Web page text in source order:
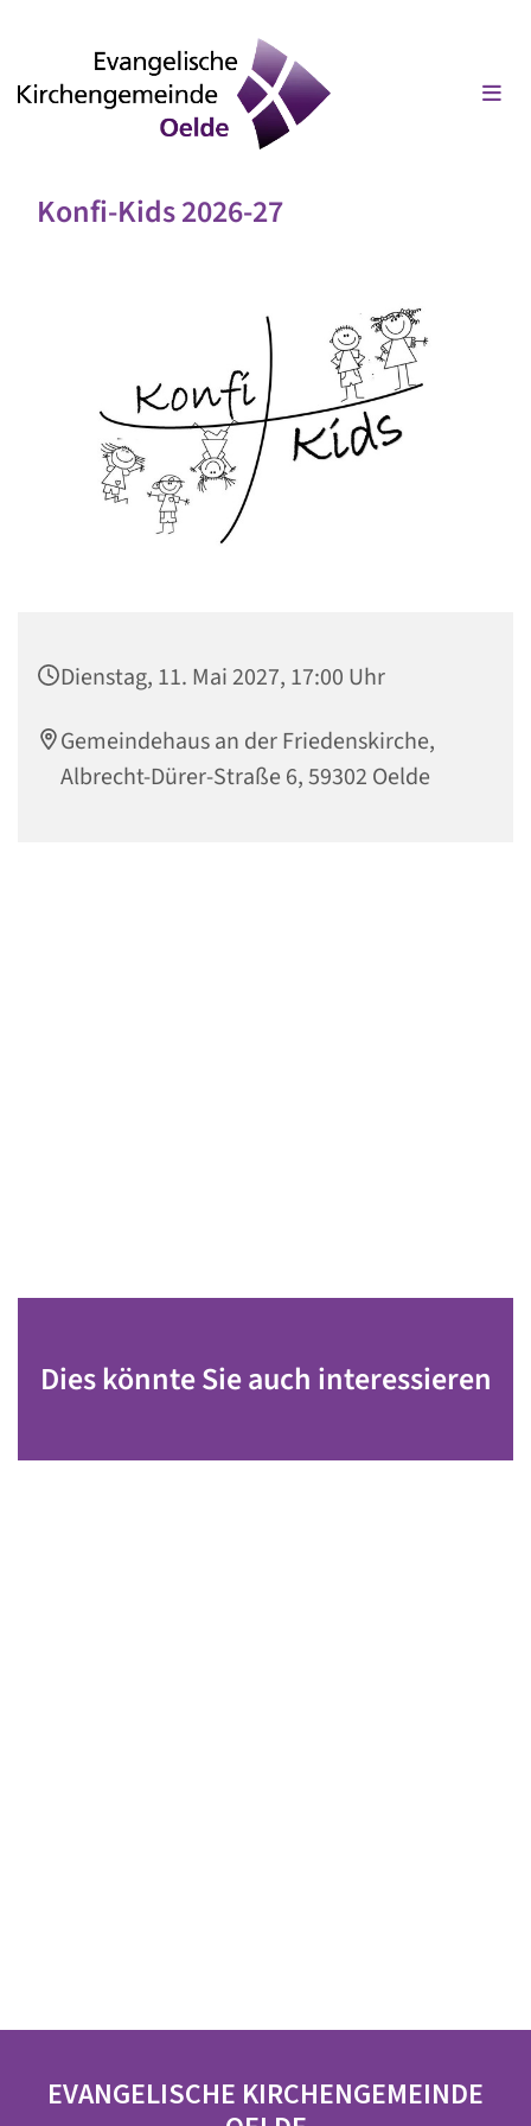
Konfi-Kids 2026-27
Dienstag, 11. Mai 2027, 17:00 Uhr
Gemeindehaus an der Friedenskirche,
Albrecht-Dürer-Straße 6, 59302 Oelde
Dies könnte Sie auch interessieren
EVANGELISCHE KIRCHENGEMEINDE